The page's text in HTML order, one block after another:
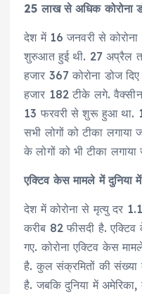
25 लाख से अधिक कोरोना
देश में 16 जनवरी से
शुरुआत हुई थी. 27 अप्रैल
हजार 367 कोरोना डोज
हजार 182 टीके लगे.
13 फरवरी से शुरू हुआ
सभी लोगों को टीका
के लोगों को भी टीका लगाया
एक्टिव केस मामले में दुनिया
देश में कोरोना से मृत्यु दर
करीब 82 फीसदी है.
गए. कोरोना एक्टिव केस
है. कुल संक्रमितों की संख्या
है. जबकि दुनिया में